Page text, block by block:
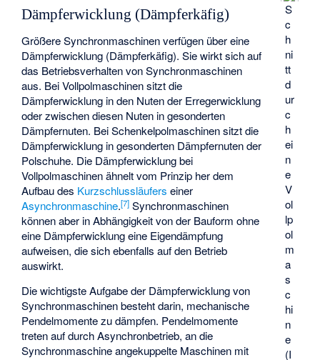
S
c
h
ni
tt
d
ur
c
h
ei
n
e
V
ol
lp
ol
m
a
s
c
hi
n
e
(I
Dämpferwicklung (Dämpferkäfig)
Größere Synchronmaschinen verfügen über eine
Dämpferwicklung (Dämpferkäfig). Sie wirkt sich auf
das Betriebsverhalten von Synchronmaschinen
aus. Bei Vollpolmaschinen sitzt die
Dämpferwicklung in den Nuten der Erregerwicklung
oder zwischen diesen Nuten in gesonderten
Dämpfernuten. Bei Schenkelpolmaschinen sitzt die
Dämpferwicklung in gesonderten Dämpfernuten der
Polschuhe. Die Dämpferwicklung bei
Vollpolmaschinen ähnelt vom Prinzip her dem
Aufbau des Kurzschlussläufers einer
Asynchronmaschine.[7] Synchronmaschinen
können aber in Abhängigkeit von der Bauform ohne
eine Dämpferwicklung eine Eigendämpfung
aufweisen, die sich ebenfalls auf den Betrieb
auswirkt.
Die wichtigste Aufgabe der Dämpferwicklung von
Synchronmaschinen besteht darin, mechanische
Pendelmomente zu dämpfen. Pendelmomente
treten auf durch Asynchronbetrieb, an die
Synchronmaschine angekuppelte Maschinen mit